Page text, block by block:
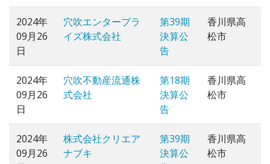
2024年
09月26
日
穴吹エンタープラ
イズ株式会社
第39期
決算公
告
香川県高
松市
2024年
09月26
日
穴吹不動産流通株
式会社
第18期
決算公
告
香川県高
松市
2024年
09月26
株式会社クリエア
ナブキ
第39期
決算公
香川県高
松市